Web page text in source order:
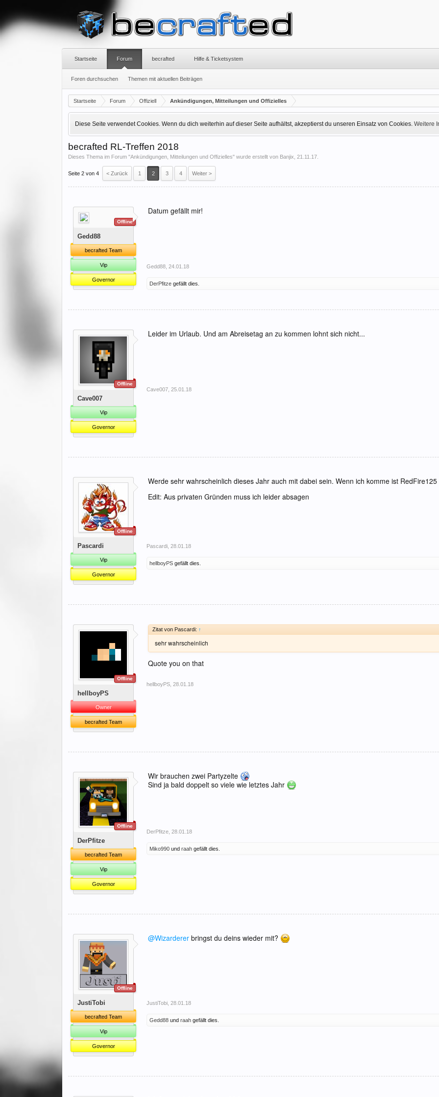
Startseite Forum Offiziell Ankündigungen, Mitteilungen und Offizielles
Diese Seite verwendet Cookies. Wenn du dich weiterhin auf dieser Seite aufhältst, akzeptierst du unseren Einsatz von Cookies. Weitere
becrafted RL-Treffen 2018
Dieses Thema im Forum "Ankündigungen, Mitteilungen und Offizielles" wurde erstellt von Banjix 21.11.17
Seite 2 von 4 < Zurück 1 2 3 4 Weiter >
Offline
Gedd88
becrafted Team
Vip
Governor
Datum gefällt mir!
Gedd88 24.01.18
DerPfitze gefällt dies.
Offline
Cave007
Vip
Governor
Leider im Urlaub. Und am Abreisetag an zu kommen lohnt sich nicht...
Cave007 25.01.18
Offline
Pascardi
Vip
Governor
Werde sehr wahrscheinlich dieses Jahr auch mit dabei sein. Wenn ich komme ist
Edit: Aus privaten Gründen muss ich leider absagen
Pascardi 28.01.18
hellboyPS gefällt dies.
Offline
hellboyPS
Owner
becrafted Team
Zitat von Pascardi: ↑
sehr wahrscheinlich
Quote you on that
hellboyPS 28.01.18
Offline
DerPfitze
becrafted Team
Vip
Governor
Wir brauchen zwei Partyzelte
Sind ja bald doppelt so viele wie letztes Jahr
DerPfitze 28.01.18
Miko990 und raah gefällt dies.
Offline
JustiTobi
becrafted Team
Vip
Governor
@Wizarderer bringst du deins wieder mit?
JustiTobi 28.01.18
Gedd88 und raah gefällt dies.
Startseite Forum
Foren durchsuchen Themen mit aktuellen Beiträgen
becrafted Hilfe & Ticketsystem